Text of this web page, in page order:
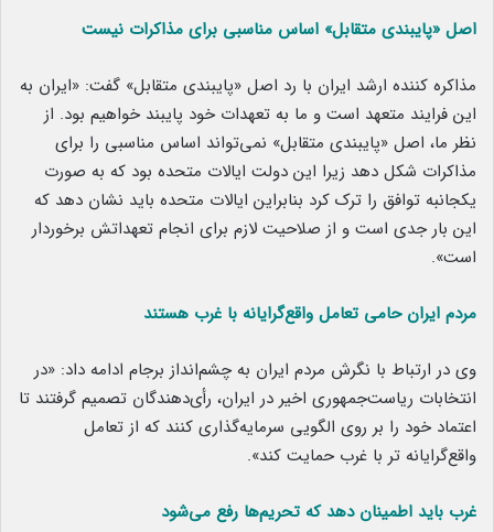
اصل «پایبندی متقابل» اساس مناسبی برای مذاکرات نیست
مذاکره کننده ارشد ایران با رد اصل «پایبندی متقابل» گفت: «ایران به
این فرایند متعهد است و ما به تعهدات خود پایبند خواهیم بود. از
نظر ما، اصل «پایبندی متقابل» نمی‌تواند اساس مناسبی را برای
مذاکرات شکل دهد زیرا این دولت ایالات متحده بود که به صورت
یکجانبه توافق را ترک کرد بنابراین ایالات متحده باید نشان دهد که
این بار جدی است و از صلاحیت لازم برای انجام تعهداتش برخوردار
است».
مردم ایران حامی تعامل واقع‌گرایانه با غرب هستند
وی در ارتباط با نگرش مردم ایران به چشم‌انداز برجام ادامه داد: «در
انتخابات ریاست‌جمهوری اخیر در ایران، رأی‌دهندگان تصمیم گرفتند تا
اعتماد خود را بر روی الگویی سرمایه‌گذاری کنند که از تعامل
واقع‌گرایانه تر با غرب حمایت کند».
غرب باید اطمینان دهد که تحریم‌ها رفع می‌شود